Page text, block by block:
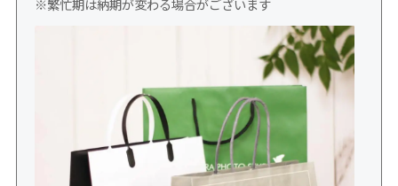
※繁忙期は納期が変わる場合がございます